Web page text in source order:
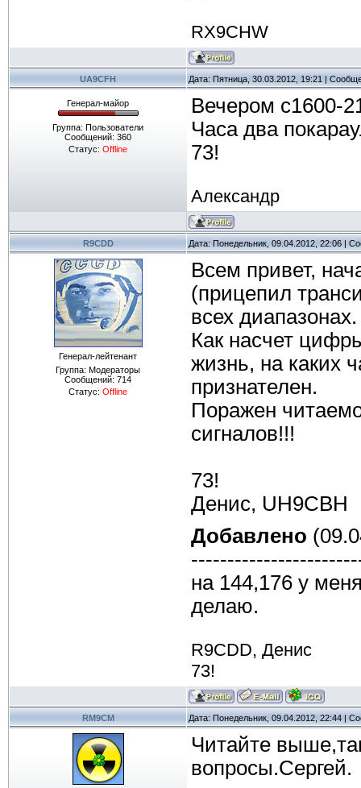
RX9CHW
UA9CFH Дата: Пятница, 30.03.2012, 19:21 |
Генерал-майор
Группа: Пользователи
Сообщений: 360
Статус: Offline
Вечером с1600-
Часа два
73!
Александр
R9CDD Дата: Понедельник, 09.04.2012, 22:06 |
Генерал-лейтенант
Группа: Модераторы
Сообщений: 714
Статус: Offline
Всем привет,
(прицепил
всех диапазонах.
Как насчет
жизнь, на каких
признателен.
Поражен
сигналов!!!
73!
Денис, UH9CBH
Добавлено
на 144,176 у
делаю.
R9CDD, Денис
73!
RM9CM Дата: Понедельник, 09.04.2012, 22:44 |
Читайте
вопросы.Сергей.